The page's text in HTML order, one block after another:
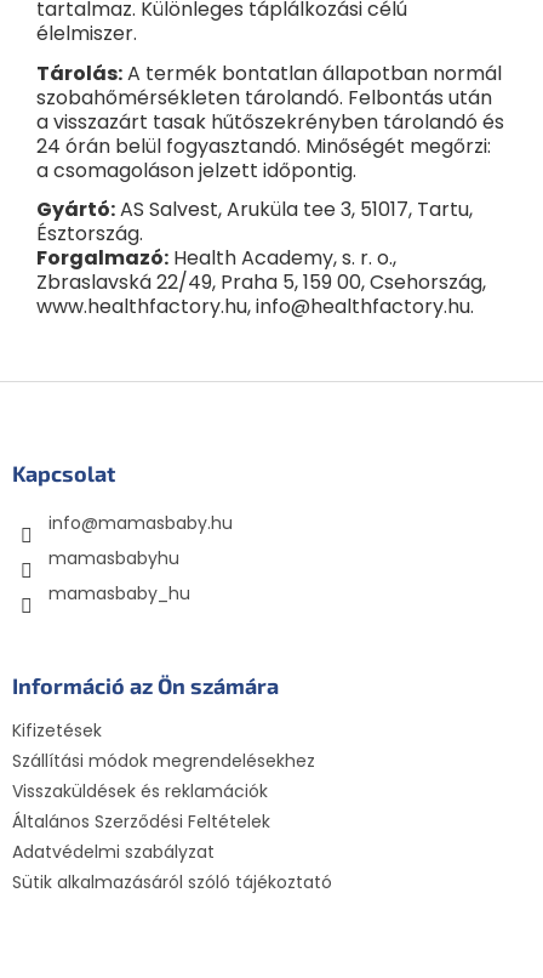
tartalmaz. Különleges táplálkozási célú
élelmiszer.
Tárolás:A termék bontatlan állapotban normál
szobahőmérsékleten tárolandó. Felbontás után
a visszazárt tasak hűtőszekrényben tárolandó és
24 órán belül fogyasztandó. Minőségét megőrzi:
a csomagoláson jelzett időpontig.
Gyártó:AS Salvest, Aruküla tee 3, 51017, Tartu,
Észtország.
Forgalmazó: Health Academy, s. r. o.,
Zbraslavská 22/49, Praha 5, 159 00, Csehország,
www.healthfactory.hu, info@healthfactory.hu.
Kapcsolat
info@mamasbaby.hu
mamasbabyhu
mamasbaby_hu
Információ az Ön számára
Kifizetések
Szállítási módok megrendelésekhez
Visszaküldések és reklamációk
Általános Szerződési Feltételek
Adatvédelmi szabályzat
Sütik alkalmazásáról szóló tájékoztató